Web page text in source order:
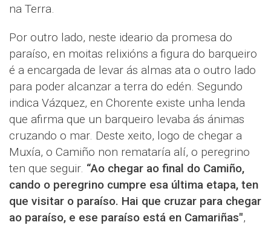
na Terra.
Por outro lado, neste ideario da promesa do
paraíso, en moitas relixións a figura do barqueiro
é a encargada de levar ás almas ata o outro lado
para poder alcanzar a terra do edén. Segundo
indica Vázquez, en Chorente existe unha lenda
que afirma que un barqueiro levaba ás ánimas
cruzando o mar. Deste xeito, logo de chegar a
Muxía, o Camiño non remataría alí, o peregrino
ten que seguir. “Ao chegar ao final do Camiño,
cando o peregrino cumpre esa última etapa, ten
que visitar o paraíso. Hai que cruzar para chegar
ao paraíso, e ese paraíso está en Camariñas",